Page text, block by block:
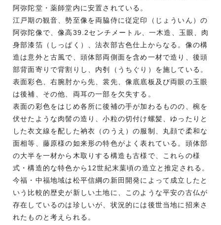
阿弥陀堂・薬師堂内に安置されている。
江戸期の観音、勢至像を両脇侍に従定印（じょういん）の
阿弥陀像で、像高39.2センチメートル、一木造、玉眼、肉
身部漆箔（しっぱく）、法衣部古色仕上からなる。像の構
造は意外と古風で、頭体部両側面を含め一材で造り、後頭
部背面寄りで背割りし、内刳（うちぐり）を施している。
表面彩色、右腕肘から先、裳先、像底底板及び両眼の玉眼
は後補、その他、両耳の一部を欠失する。
表面の彩色をはじめ各所に後補の手が加わるものの、椀を
伏せたような肉髻の造り、小粒の切付け螺髪、ゆったりと
した衣文線を配した衲衣（のうえ）の服制、丸顔で柔和な
面相等、藤原様の如来形の特色がよく表れている。頭体部
の大半を一材から木取りする構造も古様で、これらの様
式・構造的な特色から12世紀末葉頃の造立と推定される。
今福・中福地域は松平信綱の新田開発によって成立したと
いう比較的歴史が新しい土地に、このような平安の古仏が
存在しているのは珍しいが、状況的には後世当地に招来さ
れたものと考えられる。